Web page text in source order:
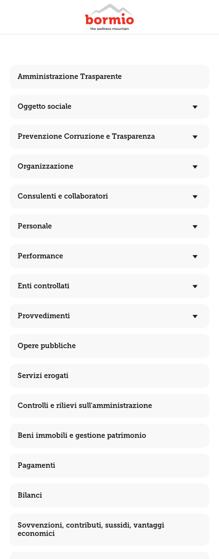
Amministrazione Trasparente
Oggetto sociale
Prevenzione Corruzione e Trasparenza
Organizzazione
Consulenti e collaboratori
Personale
Performance
Enti controllati
Provvedimenti
Opere pubbliche
Servizi erogati
Controlli e rilievi sull'amministrazione
Beni immobili e gestione patrimonio
Pagamenti
Bilanci
Sovvenzioni, contributi, sussidi, vantaggi
economici